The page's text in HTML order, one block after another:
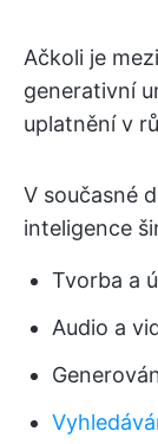
Ačkoli je
generativní
uplatnění v
V současné
inteligence
Tvorba a
Audio a